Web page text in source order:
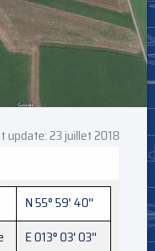
update: 23 juillet 2018
N 55° 59' 40''
E 013° 03' 03''